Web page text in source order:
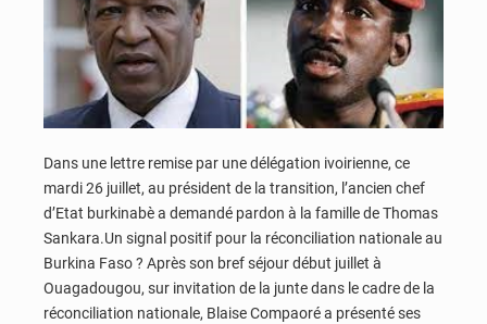
Dans une lettre remise par une délégation ivoirienne, ce
mardi 26 juillet, au président de la transition, l’ancien chef
d’Etat burkinabè a demandé pardon à la famille de Thomas
Sankara.Un signal positif pour la réconciliation nationale au
Burkina Faso ? Après son bref séjour début juillet à
Ouagadougou, sur invitation de la junte dans le cadre de la
réconciliation nationale, Blaise Compaoré a présenté ses